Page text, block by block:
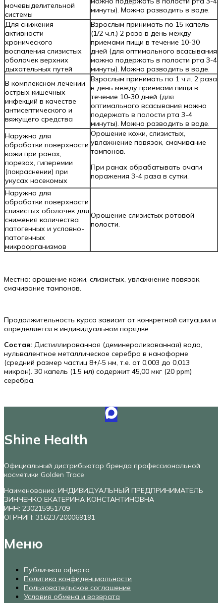
мочевыделительной
системы
минуты). Можно разводить в воде.
Для снижения
активности
хронического
воспаления слизистых
оболочек верхних
дыхательных путей
Взрослым принимать по 15 капель
(1/2 ч.л.) 2 раза в день между
приемами пищи в течение 10-30
дней (для оптимального всасывания
можно подержать в полости рта 3-4
минуты). Можно разводить в воде.
В комплексном лечении
острых кишечных
инфекций в качестве
антисептического и
вяжущего средства
Взрослым принимать по 1 ч.л. 2 раза
в день между приемами пищи в
течение 10-30 дней (для
оптимального всасывания можно
подержать в полости рта 3-4
минуты). Можно разводить в воде.
Наружно для
обработки поверхности
кожи при ранах,
порезах, гиперемии
(покраснении) при
укусах насекомых
Орошение кожи, слизистых,
увлажнение повязок, смачивание
тампонов.
При ранах обрабатывать очаги
поражения 3-4 раза в сутки.
Наружно для
обработки поверхности
слизистых оболочек для
снижения количества
патогенных и условно-
патогенных
микроорганизмов
Орошение слизистых ротовой
полости.
Местно: орошение кожи, слизистых, увлажнение повязок,
смачивание тампонов.
Продолжительность курса зависит от конкретной ситуации и
определяется в индивидуальном порядке.
Состав: Дистиллированная (деминерализованная) вода,
нульвалентное металлическое серебро в наноформе
(средний размер частиц 8+/-5 нм, т.е. от 0,003 до 0,013
микрон). 30 капель (1,5 мл) содержит 45,00 мкг (20 ppm)
серебра.
Shine Health
Официальный дистрибьютор бренда профессиональной
косметики Golden Trace
Наименование: ИНДИВИДУАЛЬНЫЙ ПРЕДПРИНИМАТЕЛЬ
ЗИНЧЕНКО ЕКАТЕРИНА КОНСТАНТИНОВНА
ИНН: 230215951709
ОГРНИП: 316237200069191
Меню
Публичная оферта
Политика конфиденциальности
Пользовательское соглашение
Условия обмена и возврата